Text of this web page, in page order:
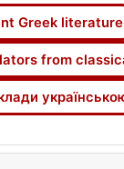
Борис Тен, В.
А.
яких
(П.
Greek literature
from